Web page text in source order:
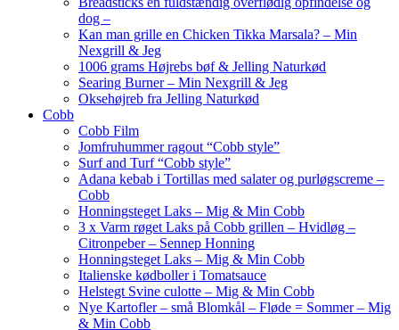
dog –
Kan man grille en Chicken Tikka Marsala? – Min
Nexgrill & Jeg
1006 grams Højrebs bøf & Jelling Naturkød
Searing Burner – Min Nexgrill & Jeg
Oksehøjreb fra Jelling Naturkød
Cobb
Cobb Film
Jomfruhummer ragout “Cobb style”
Surf and Turf “Cobb style”
Adana kebab i Tortillas med salater og purløgscreme –
Cobb
Honningsteget Laks – Mig & Min Cobb
3 x Varm røget Laks på Cobb grillen – Hvidløg –
Citronpeber – Sennep Honning
Honningsteget Laks – Mig & Min Cobb
Italienske kødboller i Tomatsauce
Helstegt Svine culotte – Mig & Min Cobb
Nye Kartofler – små Blomkål – Fløde = Sommer – Mig
& Min Cobb